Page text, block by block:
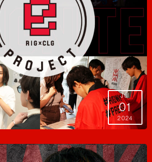
Jul
01
2024